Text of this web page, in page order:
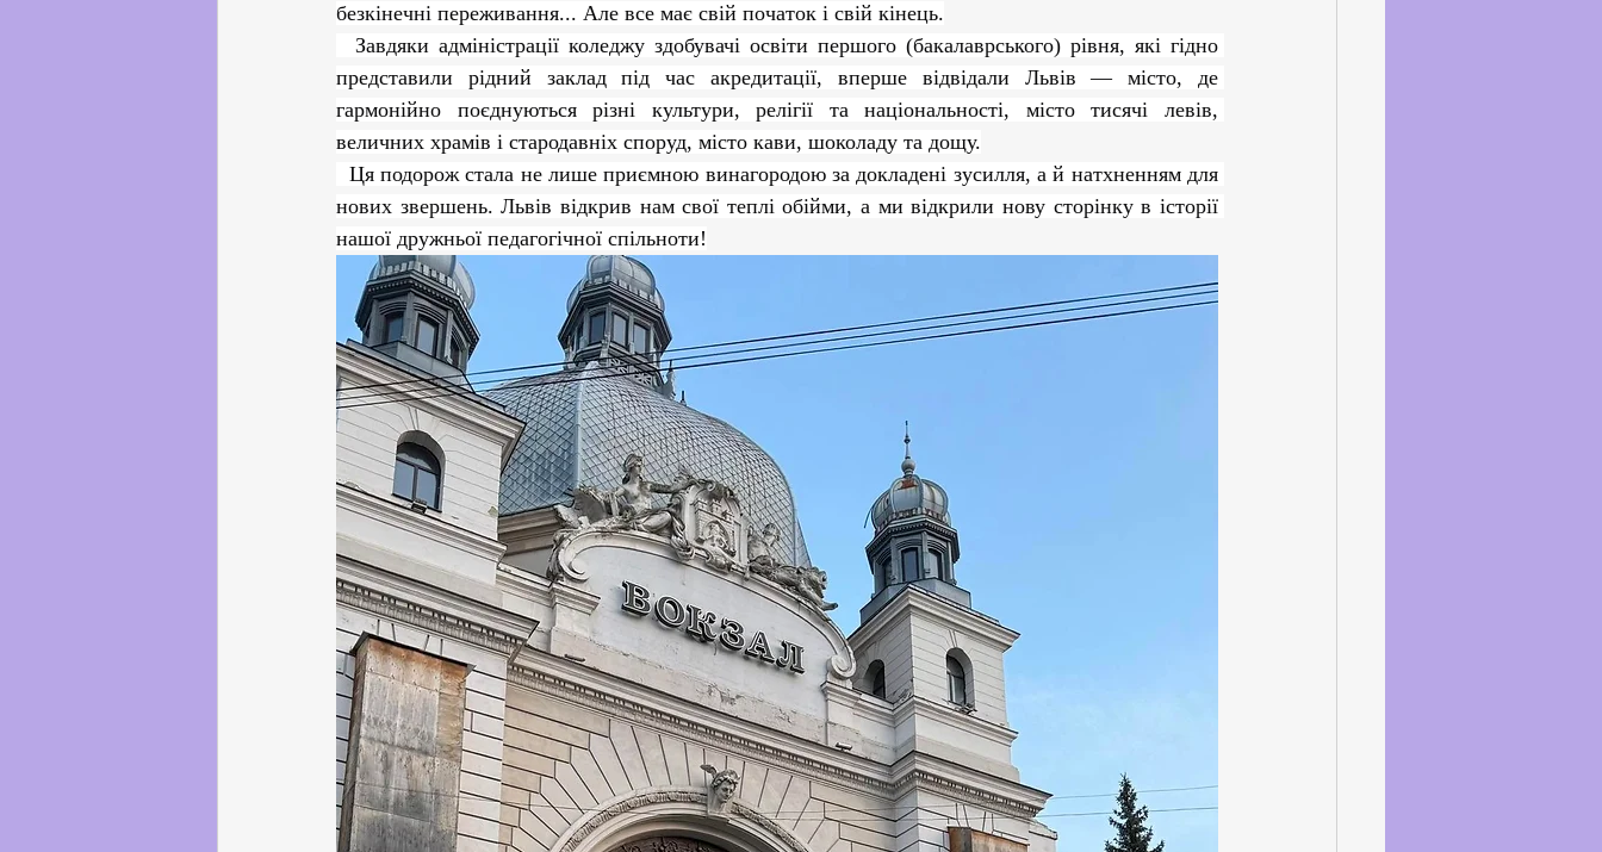
Соціальні та громадські ініціативи Досягнення студентів та викладачів
Академічна доброчесність Громадські ініціативи
безкінечні переживання... Але все має свій початок і свій кінець.
представили рідний заклад під час акредитації, вперше відвідали Львів — місто, де
гармонійно поєднуються різні культури, релігії та національності, місто тисячі левів,
величних храмів і стародавніх споруд, місто кави, шоколаду та дощу.
нових звершень. Львів відкрив нам свої теплі обійми, а ми відкрили нову сторінку в історії
нашої дружньої педагогічної спільноти!